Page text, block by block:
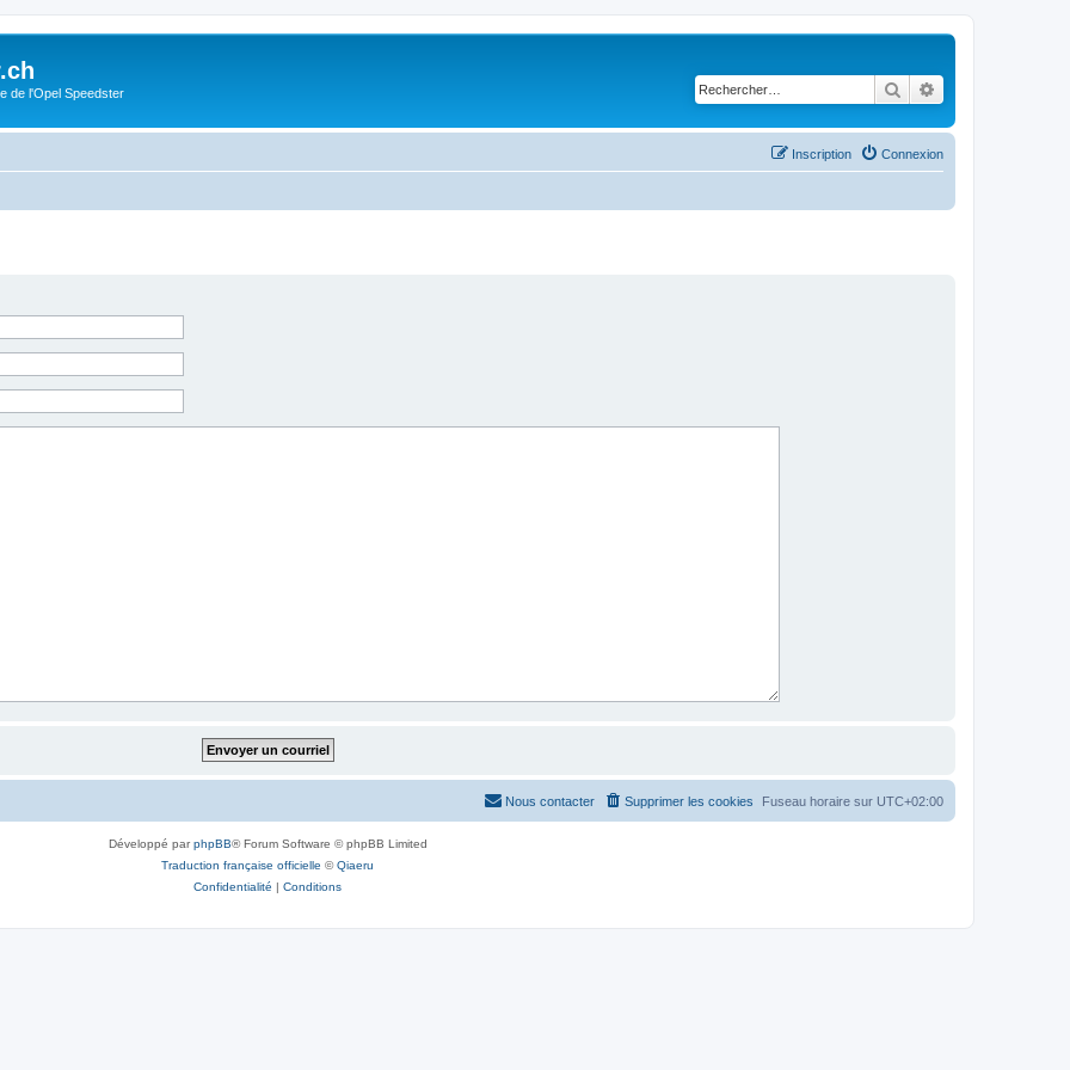
de l'Opel Speedster Rechercher
Connexion
Inscription
Fuseau horaire sur UTC+02:00
Supprimer les cookies
Nous contacter
Développé parphpBB® Forum Software © phpBB Limited
Traduction française officielle ©Qiaeru
Confidentialité | Conditions